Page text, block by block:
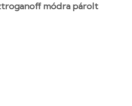
módra párolt